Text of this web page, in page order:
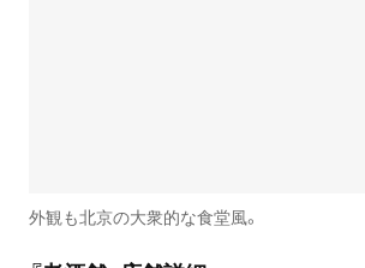
外観も北京の大衆的な食堂風。